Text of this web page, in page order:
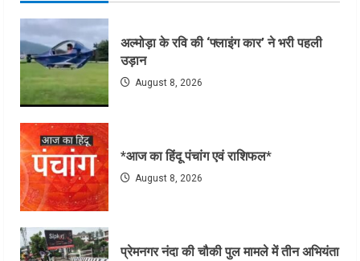
अल्मोड़ा के रवि की ‘फ्लाइंग कार’ ने भरी पहली
उड़ान
August 8, 2026
*आज का हिंदू पंचांग एवं राशिफल*
August 8, 2026
प्रेमनगर नंदा की चौकी पुल मामले में तीन अभियंता